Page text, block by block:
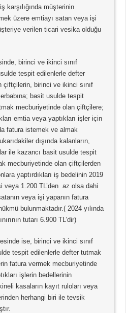
karşılığında müşterinin
üzere emtiayı satan veya işi
verilen ticari vesika olduğu
birinci ve ikinci sınıf
tespit edilenlerle defter
birinci ve ikinci sınıf
basit usulde tespit
mecburiyetinde olan çiftçilere;
emtia veya yaptıkları işler için
fatura istemek ve almak
dışında kalanların,
ile kazancı basit usulde tespit
mecburiyetinde olan çiftçilerden
yaptırdıkları iş bedelinin 2019
veya 1.200 TL’den az olsa dahi
veya işi yapanın fatura
bulunmaktadır.( 2024 yılında
tutarı 6.900 TL’dir)
ise, birinci ve ikinci sınıf
tespit edilenlerle defter tutmak
fatura vermek mecburiyetinde
işlerin bedellerinin
kasaların kayıt ruloları veya
herhangi biri ile tevsik